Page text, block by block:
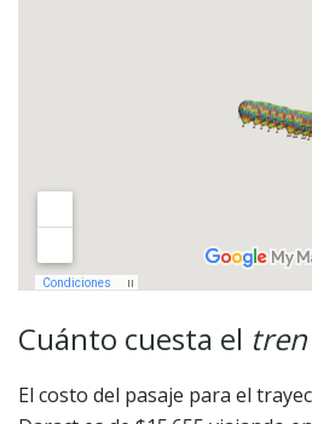
Cuánto cuesta el tren
El costo del pasaje para el